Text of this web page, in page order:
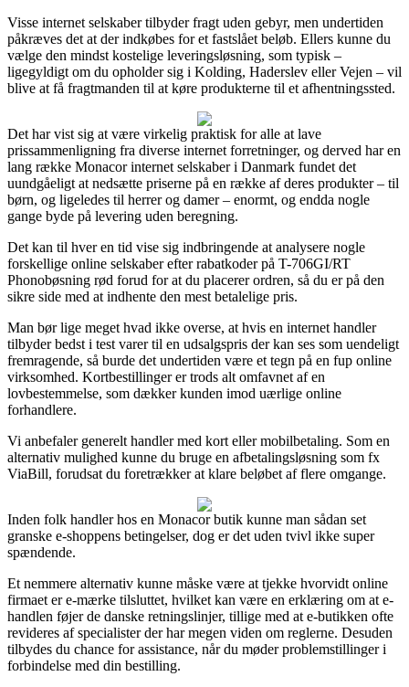
Visse internet selskaber tilbyder fragt uden gebyr, men undertiden
påkræves det at der indkøbes for et fastslået beløb. Ellers kunne du
vælge den mindst kostelige leveringsløsning, som typisk –
ligegyldigt om du opholder sig i Kolding, Haderslev eller Vejen – vil
blive at få fragtmanden til at køre produkterne til et afhentningssted.
Det har vist sig at være virkelig praktisk for alle at lave
prissammenligning fra diverse internet forretninger, og derved har en
lang række Monacor internet selskaber i Danmark fundet det
uundgåeligt at nedsætte priserne på en række af deres produkter – til
børn, og ligeledes til herrer og damer – enormt, og endda nogle
gange byde på levering uden beregning.
Det kan til hver en tid vise sig indbringende at analysere nogle
forskellige online selskaber efter rabatkoder på T-706GI/RT
Phonobøsning rød forud for at du placerer ordren, så du er på den
sikre side med at indhente den mest betalelige pris.
Man bør lige meget hvad ikke overse, at hvis en internet handler
tilbyder bedst i test varer til en udsalgspris der kan ses som uendeligt
fremragende, så burde det undertiden være et tegn på en fup online
virksomhed. Kortbestillinger er trods alt omfavnet af en
lovbestemmelse, som dækker kunden imod uærlige online
forhandlere.
Vi anbefaler generelt handler med kort eller mobilbetaling. Som en
alternativ mulighed kunne du bruge en afbetalingsløsning som fx
ViaBill, forudsat du foretrækker at klare beløbet af flere omgange.
Inden folk handler hos en Monacor butik kunne man sådan set
granske e-shoppens betingelser, dog er det uden tvivl ikke super
spændende.
Et nemmere alternativ kunne måske være at tjekke hvorvidt online
firmaet er e-mærke tilsluttet, hvilket kan være en erklæring om at e-
handlen føjer de danske retningslinjer, tillige med at e-butikken ofte
revideres af specialister der har megen viden om reglerne. Desuden
tilbydes du chance for assistance, når du møder problemstillinger i
forbindelse med din bestilling.